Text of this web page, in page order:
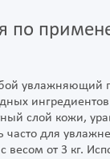
по
увлажняющий
слой кожи,
часто для
весом от 3 кг.